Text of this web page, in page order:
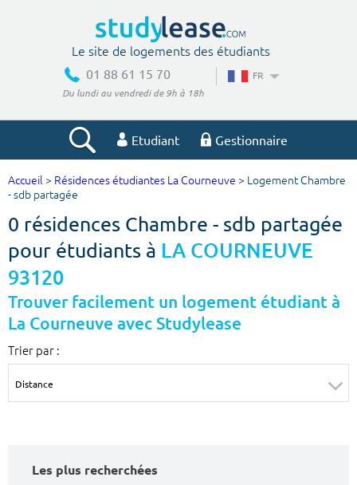
Le site de logements des étudiants
01 88 61 15 70
Du lundi au vendredi de 9h à 18h
FR
Etudiant Gestionnaire
Votre recherche
Ville, école
Budget min
€
Budget max
m² m²
Accueil > Résidences étudiantes La Courneuve > Logement Chambre
- sdb partagée
0 résidences Chambre - sdb partagée
pour étudiants à LA COURNEUVE
93120
Trouver facilement un logement étudiant à
La Courneuve avec Studylease
Trier par :
Les plus recherchées